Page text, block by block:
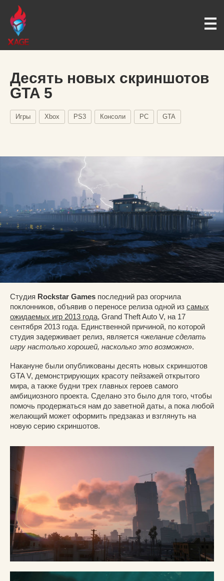
Десять новых скриншотов
GTA 5
Игры Xbox PS3 Консоли PC GTA
Студия Rockstar Games последний раз огорчила
поклонников, объявив о переносе релиза одной из самых
ожидаемых игр 2013 года, Grand Theft Auto V, на 17
сентября 2013 года. Единственной причиной, по которой
студия задерживает релиз, является «желание сделать
игру настолько хорошей, насколько это возможно».
Накануне были опубликованы десять новых скриншотов
GTA V, демонстрирующих красоту пейзажей открытого
мира, а также будни трех главных героев самого
амбициозного проекта. Сделано это было для того, чтобы
помочь продержаться нам до заветной даты, а пока любой
желающий может оформить предзаказ и взглянуть на
новую серию скриншотов.